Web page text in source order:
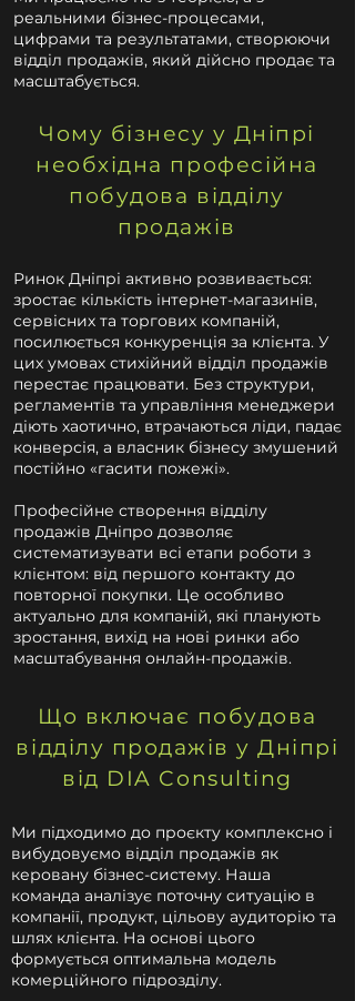
реальними бізнес-процесами,
цифрами та результатами, створюючи
відділ продажів, який дійсно продає та
масштабується.
Чому бізнесу у Дніпрі
необхідна професійна
побудова відділу
продажів
Ринок Дніпрі активно розвивається:
зростає кількість інтернет-магазинів,
сервісних та торгових компаній,
посилюється конкуренція за клієнта. У
цих умовах стихійний відділ продажів
перестає працювати. Без структури,
регламентів та управління менеджери
діють хаотично, втрачаються ліди, падає
конверсія, а власник бізнесу змушений
постійно «гасити пожежі».
Професійне створення відділу
продажів Дніпро дозволяє
систематизувати всі етапи роботи з
клієнтом: від першого контакту до
повторної покупки. Це особливо
актуально для компаній, які планують
зростання, вихід на нові ринки або
масштабування онлайн-продажів.
Що включає побудова
відділу продажів у Дніпрі
від DIA Consulting
Ми підходимо до проєкту комплексно і
вибудовуємо відділ продажів як
керовану бізнес-систему. Наша
команда аналізує поточну ситуацію в
компанії, продукт, цільову аудиторію та
шлях клієнта. На основі цього
формується оптимальна модель
комерційного підрозділу.